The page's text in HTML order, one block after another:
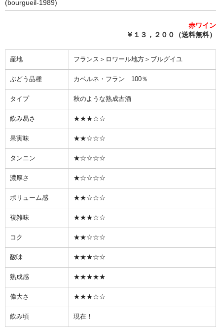
(bourgueil-1989)
赤ワイン
￥１３，２００（送料無料）
産地 フランス＞ロワール地方＞ブルグイユ
ぶどう品種 カベルネ・フラン 100％
タイプ 秋のような熟成古酒
飲み易さ ★★★☆☆
果実味 ★★☆☆☆
タンニン ★☆☆☆☆
濃厚さ ★☆☆☆☆
ボリューム感 ★★☆☆☆
複雑味 ★★★☆☆
コク ★★☆☆☆
酸味 ★★★☆☆
熟成感 ★★★★★
偉大さ ★★★☆☆
飲み頃 現在！